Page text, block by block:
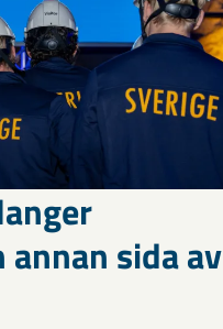
sida av